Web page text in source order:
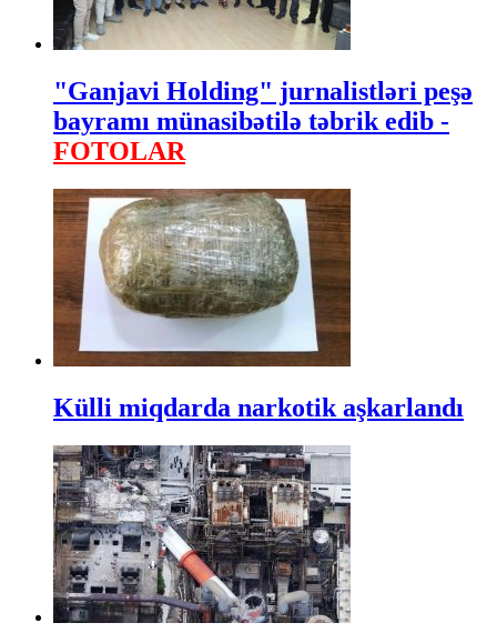
"Ganjavi Holding" jurnalistləri peşə
bayramı münasibətilə təbrik edib -
FOTOLAR
Külli miqdarda narkotik aşkarlandı